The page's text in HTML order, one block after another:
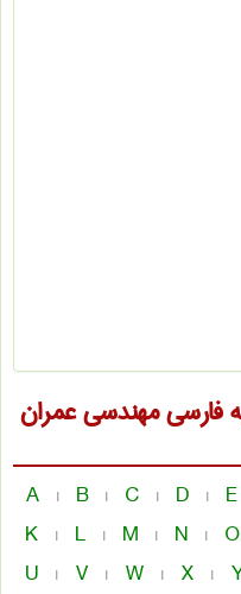
فارسیمهندسی عمران
A | B | C | D | E
K | L | M | N | O
U | V | W | X |